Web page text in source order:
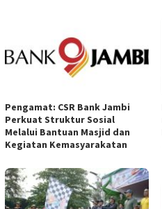
Pengamat: CSR Bank Jambi
Perkuat Struktur Sosial
Melalui Bantuan Masjid dan
Kegiatan Kemasyarakatan